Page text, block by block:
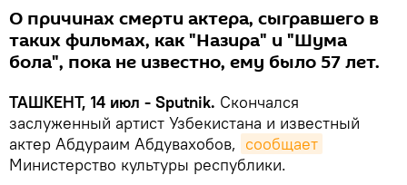
О причинах смерти актера, сыгравшего в
таких фильмах, как "Назира" и "Шума
бола", пока не известно, ему было 57 лет.
ТАШКЕНТ, 14 июл - Sputnik. Скончался
заслуженный артист Узбекистана и известный
актер Абдураим Абдувахобов, сообщает
Министерство культуры республики.